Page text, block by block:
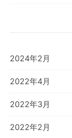
2024年2月
2022年4月
2022年3月
2022年2月